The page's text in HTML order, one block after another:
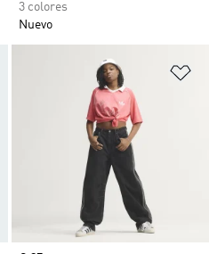
3 colores
Nuevo
Añadir a la lista de deseos